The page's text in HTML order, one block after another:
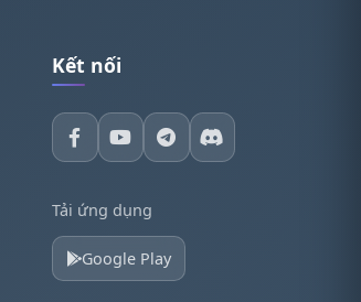
Kết nối
Tải ứng dụng
Google Play